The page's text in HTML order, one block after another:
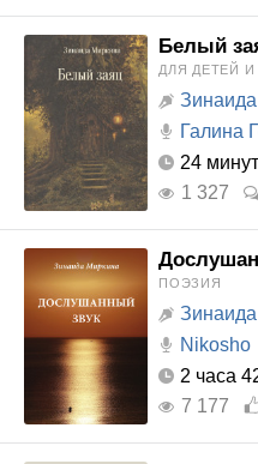
Белый
ДЛЯ ДЕТЕЙ
Галина
24
1 327
ПОЭЗИЯ
Nikosho
2 часа
7 177